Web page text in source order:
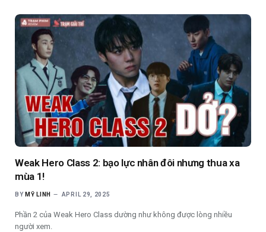
Weak Hero Class 2: bạo lực nhân đôi nhưng thua xa
mùa 1!
BY MỸ LINH APRIL 29, 2025
Phần 2 của Weak Hero Class dường như không được lòng nhiều
người xem.